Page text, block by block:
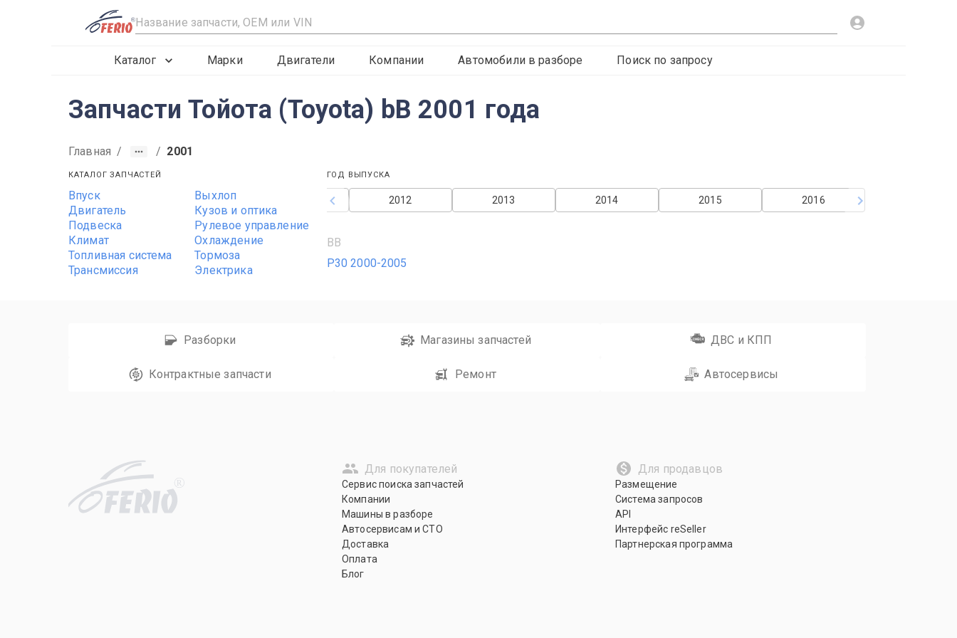
R
Каталог Марки Двигатели Компании Автомобили в разборе Поиск по запросу
Запчасти Тойота (Toyota) bB 2001 года
Главная / / 2001
КАТАЛОГ ЗАПЧАСТЕЙ
Впуск
Выхлоп
Двигатель
Кузов и оптика
Подвеска
Рулевое управление
Климат
Охлаждение
Топливная система
Тормоза
Трансмиссия
Электрика
ГОД ВЫПУСКА
2016
2015
2014
2013
2012
2010
2009
BB
P30 2000-2005
Разборки Магазины запчастей ДВС и КПП
Контрактные запчасти Ремонт Автосервисы
R
Для покупателей
Сервис поиска запчастей
Компании
Машины в разборе
Автосервисам и СТО
Доставка
Оплата
Блог
Для продавцов
Размещение
Система запросов
API
Интерфейс reSeller
Партнерская программа